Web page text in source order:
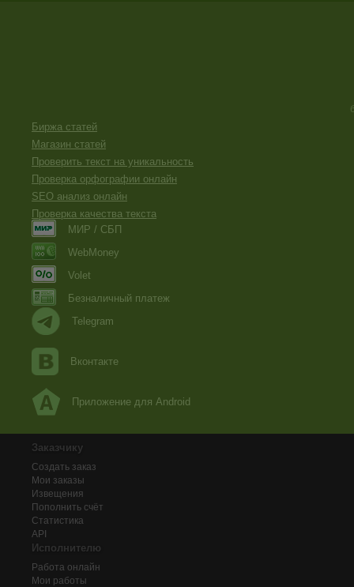
Биржа статей
Магазин статей
Проверить текст на уникальность
Проверка орфографии онлайн
SEO анализ онлайн
Проверка качества текста
МИР / СБП
WebMoney
Volet
Безналичный платеж
Telegram
Вконтакте
Приложение для Android
Заказчику
Создать заказ
Мои заказы
Извещения
Пополнить счёт
Статистика
API
Исполнителю
Работа онлайн
Мои работы